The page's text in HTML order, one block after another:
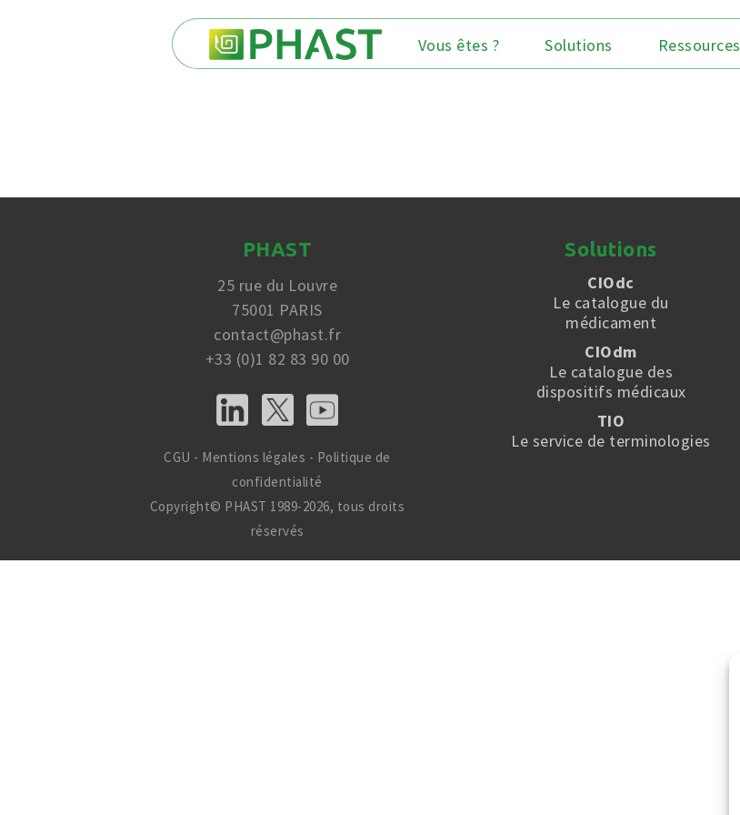
Vous êtes ? Solutions Ressources
PHAST
25 rue du Louvre
75001 PARIS
contact@phast.fr
+33 (0)1 82 83 90 00
CGU - Mentions légales - Politique de
confidentialité
Copyright© PHAST 1989-2026, tous droits
réservés
Solutions
CIOdc
Le catalogue du
médicament
CIOdm
Le catalogue des
dispositifs médicaux
TIO
Le service de terminologies